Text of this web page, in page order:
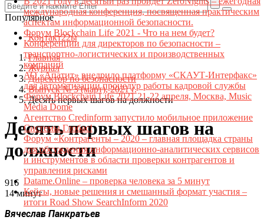
Популярное
международная конференция, посвященная практическим
аспектам информационной безопасности.
Форум Blockchain Life 2021 - Что на нем будет?
Конференции для директоров по безопасности –
транспортно-логистических и производственных
компаний
АО «Апатит» внедрило платформу «СКАУТ-Интерфакс»
для автоматизации процедур работы кадровой службы
Форум Blockchain Life 2021 21-22 апреля, Москва, Music
Media Dome
Агентство Credinform запустило мобильное приложение
Системы Глобас!
Форум «Контрагенты – 2020 – главная площадка страны
для обсуждения информационно-аналитических сервисов
и инструментов в области проверки контрагентов и
управления рисками
Datame.Online – проверка человека за 5 минут
Кейсы, новые решения и смешанный формат участия –
итоги Road Show SearchInform 2020
Контакт22ы
Главная
Журнал
Директор по безопасности
Выпуск № 3 (март), 2021 г.
Десять первых шагов на должности
Десять первых шагов на
должности
916
14 минут
Вячеслав Панкратьев